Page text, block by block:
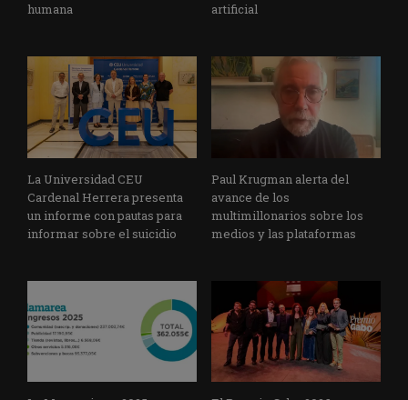
humana
artificial
La Universidad CEU
Cardenal Herrera presenta
un informe con pautas para
informar sobre el suicidio
Paul Krugman alerta del
avance de los
multimillonarios sobre los
medios y las plataformas